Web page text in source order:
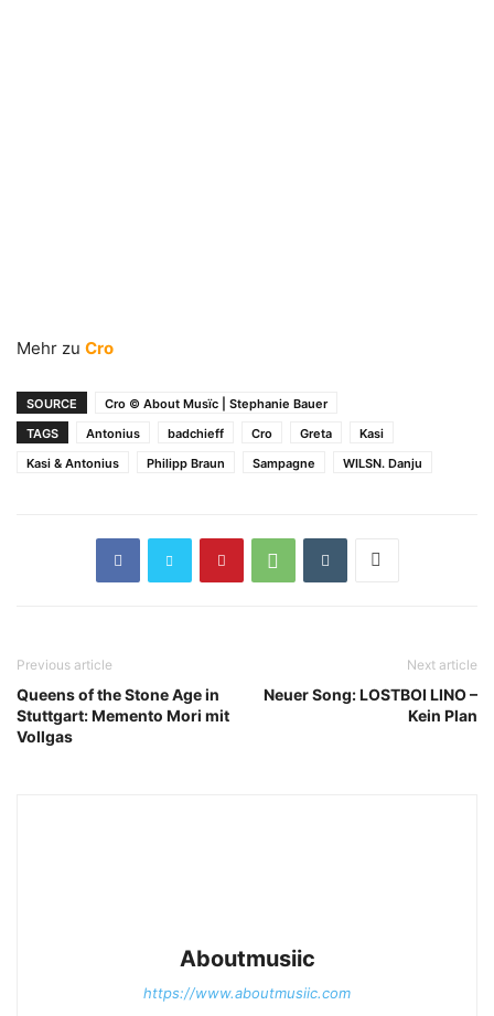
Mehr zu Cro
SOURCE
Cro © About Musïc | Stephanie Bauer
TAGS
Antonius badchieff Cro Greta
Kasi
Kasi & Antonius
Philipp Braun Sampagne WILSN. Danju
Previous article
Queens of the Stone Age in
Stuttgart: Memento Mori mit
Vollgas
Next article
Neuer Song: LOSTBOI LINO –
Kein Plan
Aboutmusiic
https://www.aboutmusiic.com